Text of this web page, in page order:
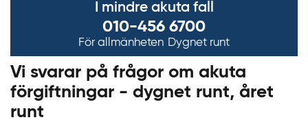
I mindre akuta fall
010-456 6700
För allmänheten Dygnet runt
Vi svarar på frågor om akuta
förgiftningar - dygnet runt, året
runt